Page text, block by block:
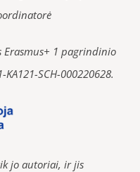
Erasmus+ 1 pagrindinio
SCH-000220628.
jo autoriai, ir jis